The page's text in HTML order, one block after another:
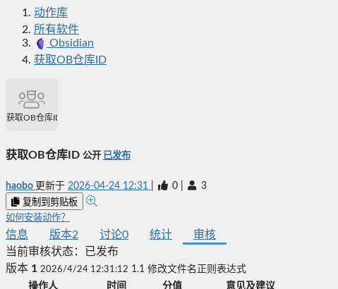
动作库
所有软件
Obsidian
获取OB仓库ID
获取OB仓库ID
获取OB仓库ID 公开 已发布
haobo 更新于 2026-04-24 12:31 0 3
复制到剪贴板
如何安装动作？
信息 版本2 讨论0 统计
审核
当前审核状态：
已发布
版本 1 2026/4/24 12:31:12 1.1 修改文件名正则表达式
操作人
时间 分值 意见及建议